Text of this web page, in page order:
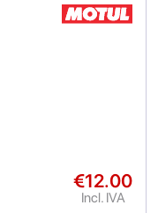
€12.00
Incl. IVA